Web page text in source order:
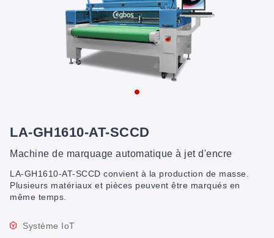
LA-GH1610-AT-SCCD
Machine de marquage automatique à jet d'encre
LA-GH1610-AT-SCCD convient à la production de masse.
Plusieurs matériaux et pièces peuvent être marqués en
même temps.
Système IoT